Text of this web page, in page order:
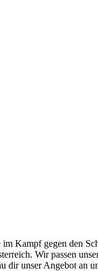
Kampf gegen den
Wir passen
dir unser Angebot an